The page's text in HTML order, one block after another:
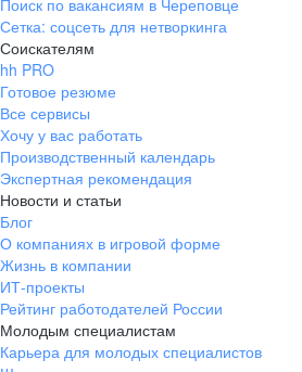
Сетка: соцсеть для нетворкинга
Соискателям
hh PRO
Готовое резюме
Все сервисы
Хочу у вас работать
Производственный календарь
Экспертная рекомендация
Новости и статьи
Блог
О компаниях в игровой форме
Жизнь в компании
ИТ-проекты
Рейтинг работодателей России
Молодым специалистам
Карьера для молодых специалистов